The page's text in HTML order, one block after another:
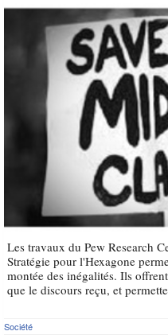
Les travaux du Pew Research
Stratégie pour l'Hexagone
montée des inégalités. Ils
que le discours reçu, et
Société